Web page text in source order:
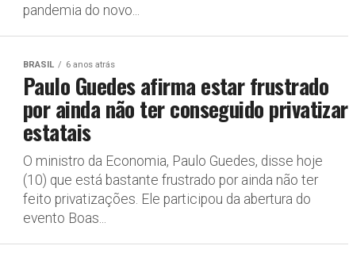
pandemia do novo...
BRASIL 6 anos atrás
Paulo Guedes afirma estar frustrado
por ainda não ter conseguido privatizar
estatais
O ministro da Economia, Paulo Guedes, disse hoje
(10) que está bastante frustrado por ainda não ter
feito privatizações. Ele participou da abertura do
evento Boas...